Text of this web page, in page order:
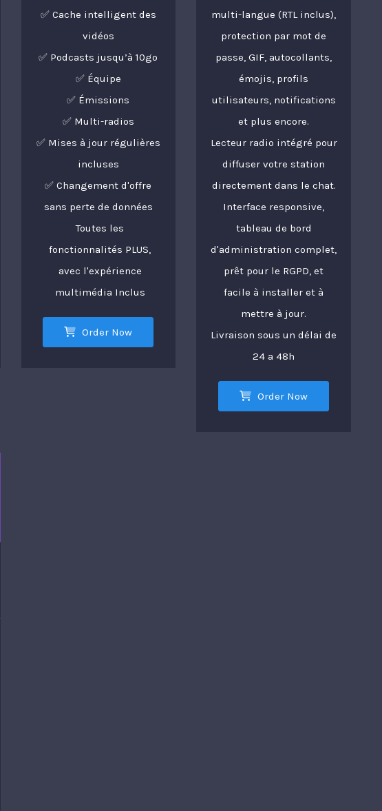
✅ Cache intelligent des
vidéos
✅ Podcasts jusqu’à 10go
✅ Équipe
✅ Émissions
✅ Multi-radios
✅ Mises à jour régulières
incluses
✅ Changement d'offre
sans perte de données
Toutes les
fonctionnalités PLUS,
avec l'expérience
multimédia Inclus
Order Now
multi-langue (RTL inclus),
protection par mot de
passe, GIF, autocollants,
émojis, profils
utilisateurs, notifications
et plus encore.
Lecteur radio intégré pour
diffuser votre station
directement dans le chat.
Interface responsive,
tableau de bord
d'administration complet,
prêt pour le RGPD, et
facile à installer et à
mettre à jour.
Livraison sous un délai de
24 a 48h
Order Now